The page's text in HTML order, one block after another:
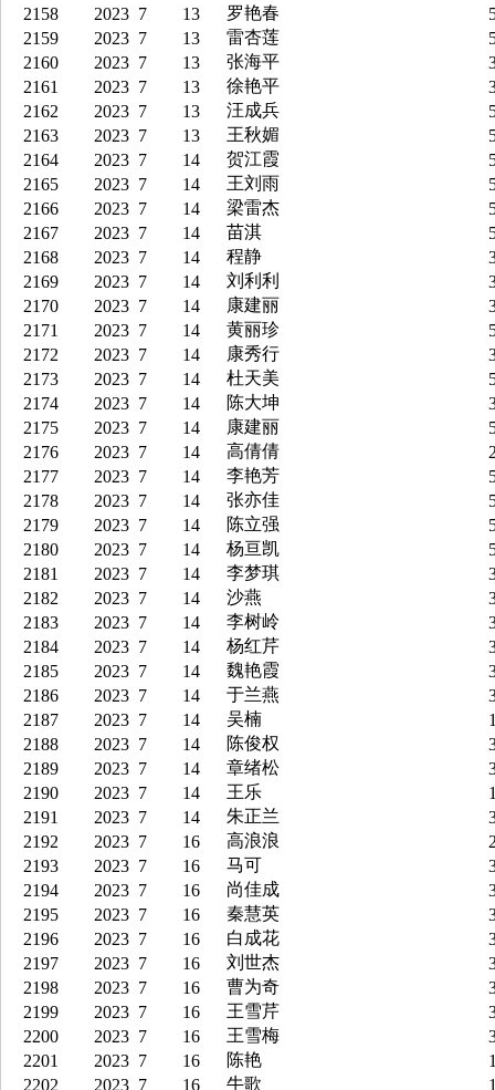
2158
2023 7 13 罗艳春
2159
2023 7 13 雷杏莲
2160
2023 7 13 张海平
2161
2023 7 13 徐艳平
2162
2023 7 13 汪成兵
2163
2023 7 13 王秋媚
2164
2023 7 14 贺江霞
2165
2023 7 14 王刘雨
2166
2023 7 14 梁雷杰
2167
2023 7 14 苗淇
2168
2023 7 14 程静
2169
2023 7 14 刘利利
2170
2023 7 14 康建丽
2171
2023 7 14 黄丽珍
2172
2023 7 14 康秀行
2173
2023 7 14 杜天美
2174
2023 7 14 陈大坤
2175
2023 7 14 康建丽
2176
2023 7 14 高倩倩
2177
2023 7 14 李艳芳
2178
2023 7 14 张亦佳
2179
2023 7 14 陈立强
2180
2023 7 14 杨亘凯
2181
2023 7 14 李梦琪
2182
2023 7 14 沙燕
2183
2023 7 14 李树岭
2184
2023 7 14 杨红芹
2185
2023 7 14 魏艳霞
2186
2023 7 14 于兰燕
2187
2023 7 14 吴楠
2188
2023 7 14 陈俊权
2189
2023 7 14 章绪松
2190
2023 7 14 王乐
2191
2023 7 14 朱正兰
2192
2023 7 16 高浪浪
2193
2023 7 16 马可
2194
2023 7 16 尚佳成
2195
2023 7 16 秦慧英
2196
2023 7 16 白成花
2197
2023 7 16 刘世杰
2198
2023 7 16 曹为奇
2199
2023 7 16 王雪芹
2200
2023 7 16 王雪梅
2201
2023 7 16 陈艳
2202
2023 7 16 牛歌